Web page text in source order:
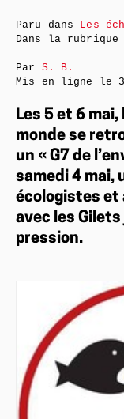
Les 5 et 6
monde se
un « G7 de
samedi 4 mai,
écologistes
avec les
pression.
Paru dans Les
Dans la
Par S. B.
Mis en ligne le